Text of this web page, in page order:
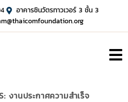
อาคารชินวัตรทาวเวอร์ 3 ชั้น 3
งานประกาศความสำเร็จ